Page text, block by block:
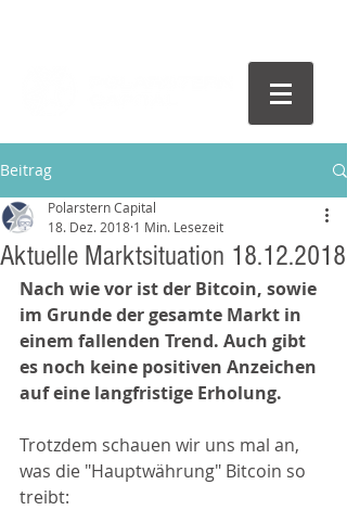
Beitrag
Aktuelle Marktsituation 18.12.2018
Polarstern Capital
18. Dez. 2018 1 Min. Lesezeit
Nach wie vor ist der Bitcoin, sowie
im Grunde der gesamte Markt in
einem fallenden Trend. Auch gibt
es noch keine positiven Anzeichen
auf eine langfristige Erholung.
Trotzdem schauen wir uns mal an,
was die "Hauptwährung" Bitcoin so
treibt: